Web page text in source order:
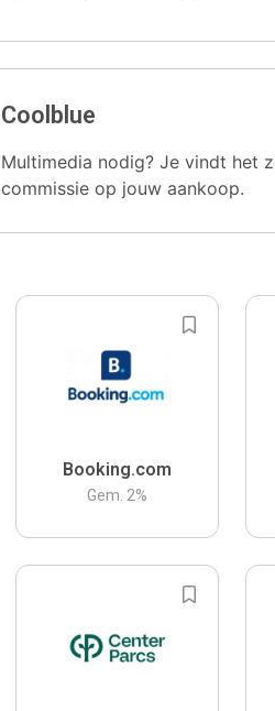
Coolblue
Multimedia nodig? Je vindt het
commissie op jouw aankoop.
Booking.com
Gem. 2%